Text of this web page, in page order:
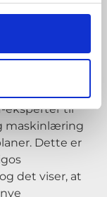
det
afvigelser fra
eksperter til
maskinlæring
Dette er
det viser, at